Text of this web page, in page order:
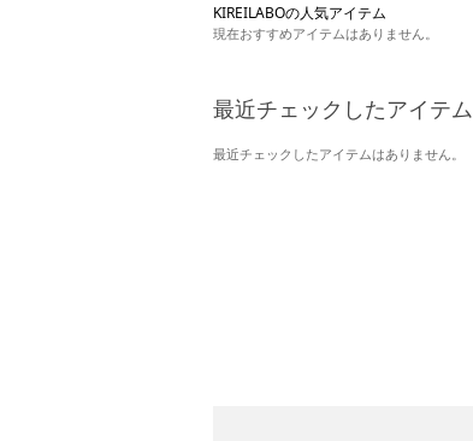
KIREILABOの人気アイテム
現在おすすめアイテムはありません。
最近チェックしたアイテム
最近チェックしたアイテムはありません。